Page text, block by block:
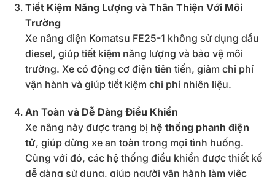
Tiết Kiệm Năng Lượng và Thân Thiện Với Môi
Trường
Xe nâng điện Komatsu FE25-1 không sử dụng dầu
diesel, giúp tiết kiệm năng lượng và bảo vệ môi
trường. Xe có động cơ điện tiên tiến, giảm chi phí
vận hành và giúp tiết kiệm chi phí nhiên liệu.
An Toàn và Dễ Dàng Điều Khiển
Xe nâng này được trang bị hệ thống phanh điện
tử, giúp dừng xe an toàn trong mọi tình huống.
Cùng với đó, các hệ thống điều khiển được thiết kế
dễ dàng sử dụng, giúp người vận hành làm việc